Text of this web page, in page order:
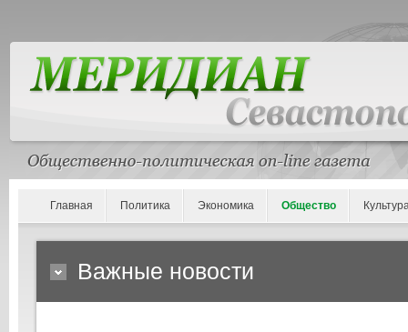
Главная Политика Экономика Общество
Важные новости